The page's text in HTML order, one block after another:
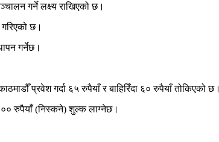
गर्ने लक्ष्य राखिएको छ।
छ।
गर्नेछ।
प्रवेश गर्दा ६५ रुपैयाँ र बाहिरिँदा ६० रुपैयाँ तोकिएको छ।
रुपैयाँ (निस्कने) शुल्क लाग्नेछ।